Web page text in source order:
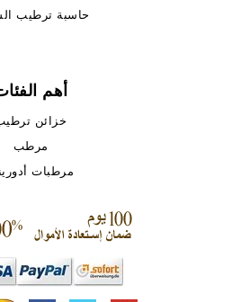
حاسبة ترطيب
أهم
خزائن
مرطب
مرطبات